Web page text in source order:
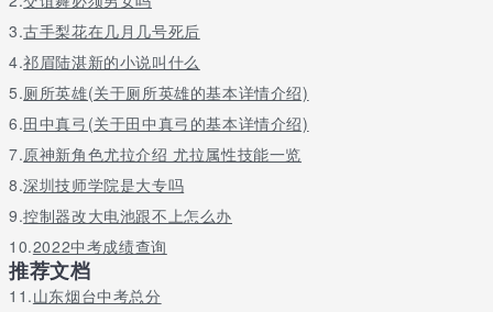
3.古手梨花在几月几号死后
4.祁眉陆湛新的小说叫什么
5.厕所英雄(关于厕所英雄的基本详情介绍)
6.田中真弓(关于田中真弓的基本详情介绍)
7.原神新角色尤拉介绍 尤拉属性技能一览
8.深圳技师学院是大专吗
9.控制器改大电池跟不上怎么办
10.2022中考成绩查询
推荐文档
11.山东烟台中考总分